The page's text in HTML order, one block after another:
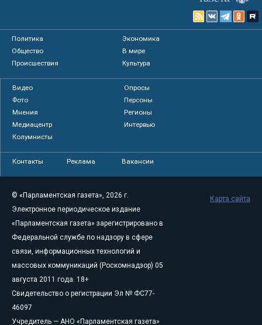
Политика
Экономика
Общество
В мире
Происшествия
Культура
Видео
Опросы
Фото
Персоны
Мнения
Регионы
Медиацентр
Интервью
Колумнисты
Контакты Реклама Вакансии
© «Парламентская газета», 2026 г.
Электронное периодическое издание
«Парламентская газета» зарегистрировано в
Федеральной службе по надзору в сфере
связи, информационных технологий и
массовых коммуникаций (Роскомнадзор) 05
августа 2011 года. 18+
Свидетельство о регистрации Эл № ФС77-
46097
Учредитель — АНО «Парламентская газета»
Карта сайта